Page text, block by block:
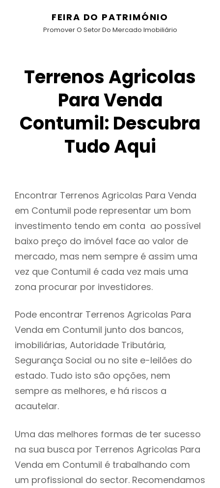
FEIRA DO PATRIMÓNIO
Promover O Setor Do Mercado Imobiliário
Terrenos Agricolas
Para Venda
Contumil: Descubra
Tudo Aqui
Encontrar Terrenos Agricolas Para Venda
em Contumil pode representar um bom
investimento tendo em conta ao possível
baixo preço do imóvel face ao valor de
mercado, mas nem sempre é assim uma
vez que Contumil é cada vez mais uma
zona procurar por investidores.
Pode encontrar Terrenos Agricolas Para
Venda em Contumil junto dos bancos,
imobiliárias, Autoridade Tributária,
Segurança Social ou no site e-leilões do
estado. Tudo isto são opções, nem
sempre as melhores, e há riscos a
acautelar.
Uma das melhores formas de ter sucesso
na sua busca por Terrenos Agricolas Para
Venda em Contumil é trabalhando com
um profissional do sector. Recomendamos